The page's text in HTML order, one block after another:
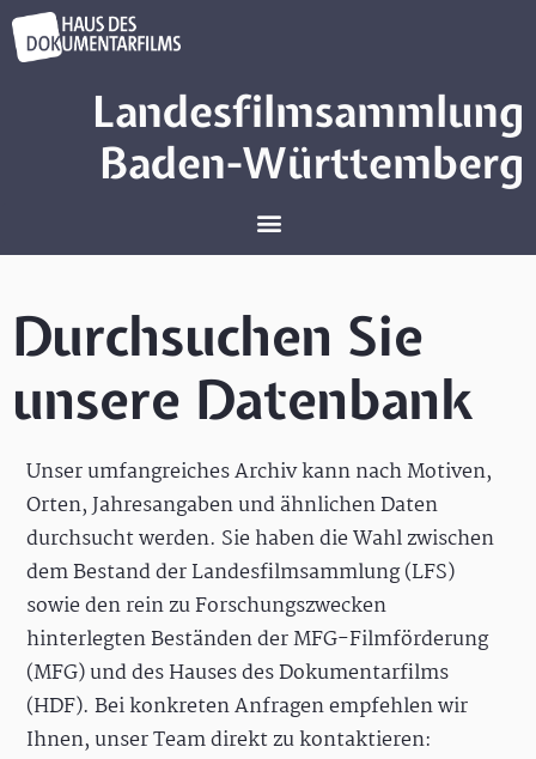
Landesfilmsammlung
Baden-Württemberg
Durchsuchen Sie
unsere Datenbank
Unser umfangreiches Archiv kann nach Motiven,
Orten, Jahresangaben und ähnlichen Daten
durchsucht werden. Sie haben die Wahl zwischen
dem Bestand der Landesfilmsammlung (LFS)
sowie den rein zu Forschungszwecken
hinterlegten Beständen der MFG-Filmförderung
(MFG) und des Hauses des Dokumentarfilms
(HDF). Bei konkreten Anfragen empfehlen wir
Ihnen, unser Team direkt zu kontaktieren: